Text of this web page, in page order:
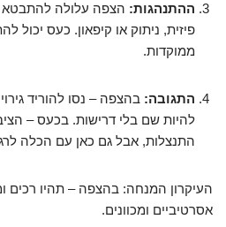
ההתנהגות: הצפה עלולה להתבטא
פיזית, ניתוק או קיפאון. כעס
ממוקדות.
התגובה: בהצפה – נסו להוריד
להיות שם בלי דרישות. בכעס –
התנצלות, אבל גם כאן עם הכלה
העיקרון המנחה: בהצפה – תהיו רכים
אסרטיביים ומכוונים.